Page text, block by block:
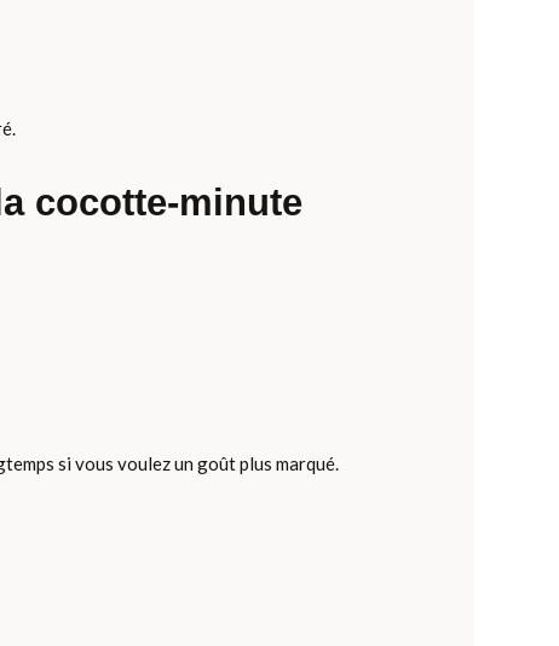
cocotte-minute
si vous voulez un goût plus marqué.